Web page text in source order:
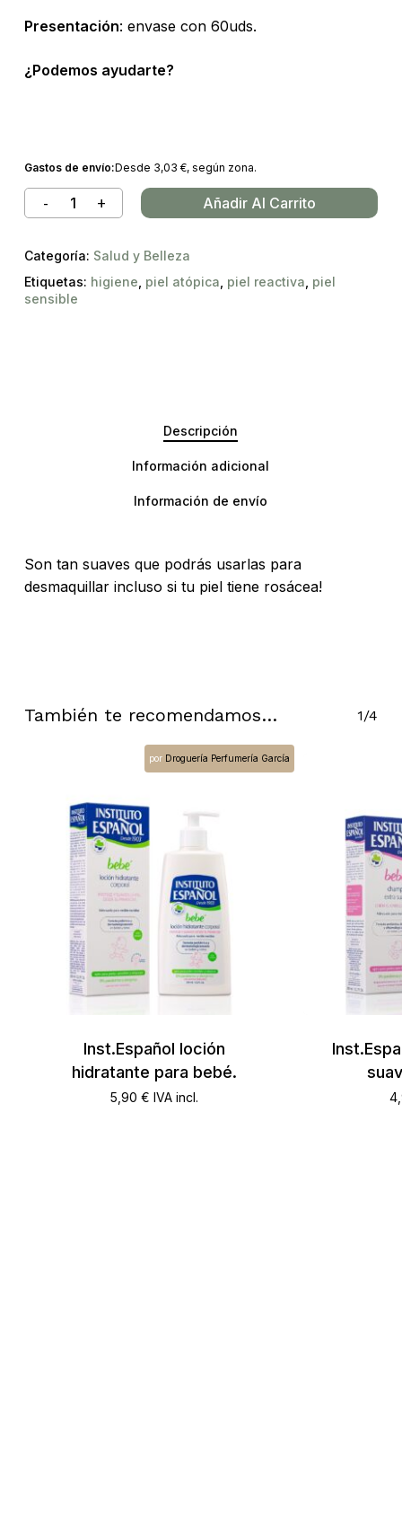
No hay productos en el carrito.
Go To Shop
Presentación: envase con 60uds.
¿Podemos ayudarte?
Gastos de envío:Desde 3,03 €, según zona.
Añadir Al Carrito
Categoría: Salud y Belleza
Etiquetas: higiene piel atópica piel reactiva piel
sensible
Descripción
Información adicional
Información de envío
Son tan suaves que podrás usarlas para
desmaquillar incluso si tu piel tiene rosácea!
También te recomendamos… 1/4
Inst.Español loción
hidratante para bebé.
5,90€ IVA incl.
por Droguería Perfumería García